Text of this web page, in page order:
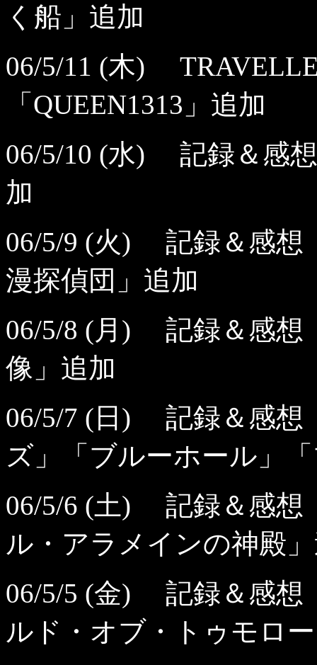
く船」追加
06/5/11 (木)
「QUEEN1313」追加
06/5/10 (水) 記録＆感
加
06/5/9 (火) 記録＆感想
漫探偵団」追加
06/5/8 (月) 記録＆感想
像」追加
06/5/7 (日) 記録＆感
ズ」「ブルーホール」
06/5/6 (土) 記録＆感想
ル・アラメインの神殿
06/5/5 (金) 記録＆感
ルド・オブ・トゥモロ